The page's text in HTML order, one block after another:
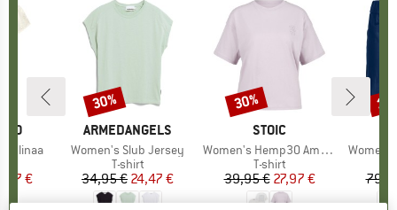
Elinaa
ridotto
€
MARCHIO
ARMEDANGELS
Articolo
Women's Slub Jersey
Gruppo di prodotti
T-shirt
Prezzo
34,95 €Prezzo ridotto
24,47 €
Sconto
30%
MARCHIO
STOIC
Articolo
Women's Hemp30 AmalSt. Backprint Tee
Gruppo di prodotti
T-shirt
Prezzo
39,95 €Prezzo ridotto
27,97 €
Sconto
30%
Articolo